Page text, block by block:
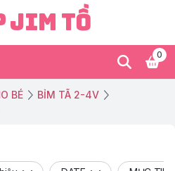
Jim Tồ
0
BÉ
BỈM TÃ 2-4V